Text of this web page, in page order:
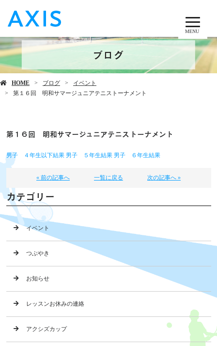
MENU
ブログ
HOME ブログ
イベント
第１６回 明和サマージュニアテニストーナメント
第１６回 明和サマージュニアテニストーナメント
男子 ４年生以下結果 男子 ５年生結果 男子 ６年生結果
« 前の記事へ 一覧に戻る 次の記事へ »
カテゴリー
イベント
つぶやき
お知らせ
レッスンお休みの連絡
アクシズカップ